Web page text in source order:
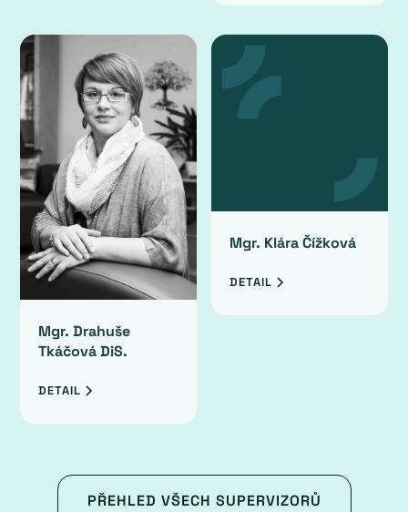
Mgr. Drahuše
Tkáčová DiS.
DETAIL
Mgr. Klára Čížková
DETAIL
PŘEHLED VŠECH SUPERVIZORŮ